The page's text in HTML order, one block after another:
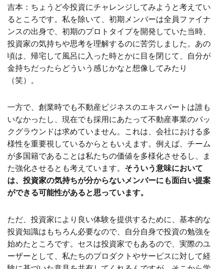
吉本：ちょうど今投資にチャレンジしてみようと考えてい
るところです。私を除いて、初期メンバーは全員ファイナ
ンスの出身で、初期のプロトタイプを開発していた当時、
投資家の気持ちや思考を理解するのに苦労しました。あの
頃は、帰宅して風呂に入った時とかに目を閉じて、自分が
金持ちだったらどういう感じかなと想像してみたり
（笑）。
一方で、創業時でも不動産ビジネスのエキスパートは誰も
いなかったし、現在でも採用にあたって不動産事業のバッ
クグラウンドは求めていません。これは、会社における多
様性を重要視しているからともいえます。例えば、チーム
が多国籍であることは私たちの価値を多様化させるし、ま
た強化させるとも考えています。 そういう意味において
は、投資家の気持ちが分からないメンバーにも面白い提案
ができる可能性があると思っています。
ただ、投資家により良い体験を提供するために、基本的な
投資知識はもちろん必要なので、自分自身で投資の勉強を
始めたところです。セスは投資家でもあるので、実際のユ
ーザーとして、私たちのプロダクトやサービスに対して経